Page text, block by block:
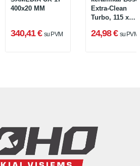
400x20 MM
340,41 € su PVM
Extra-Clean
Turbo, 115 x
vnt.
24,98 € su PVM